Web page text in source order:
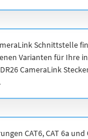
Schnittstelle
Varianten für Ihre
CameraLink
CAT6, CAT 6a und